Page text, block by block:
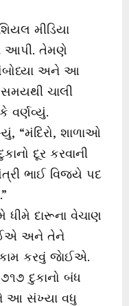
મીડિયા
આપી. તેમણે
અને આ
સમયથી ચાલી
વર્ણવ્યું.
“મંદિરો, શાળાઓ
દૂર કરવાની
ભાઈ વિજયે પદ
ધીમે દારૂના વેચાણ
અને તેને
કામ કરવું જાેઈએ.
દુકાનો બંધ
આ સંખ્યા વધુ